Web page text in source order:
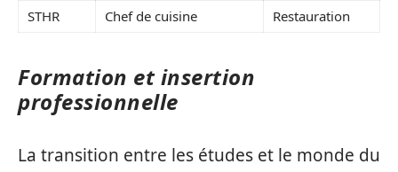
STHR Chef de cuisine Restauration
Formation et insertion
professionnelle
La transition entre les études et le monde du